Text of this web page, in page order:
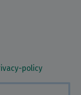
policy